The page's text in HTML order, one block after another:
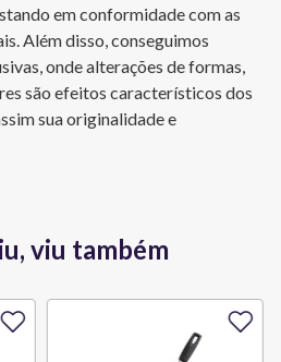
em conformidade com as
Além disso, conseguimos
onde alterações de formas,
são efeitos característicos dos
sua originalidade e
viu também